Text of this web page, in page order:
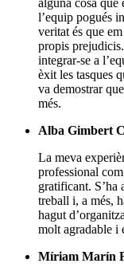
alguna cosa que
l’equip pogués
veritat és que
propis
integrar-se a
èxit les tasques
va demostrar
més.
Alba Gimbert
La meva
professional
gratificant. S’ha
treball i, a més,
hagut
molt agradable i
Míriam Marín